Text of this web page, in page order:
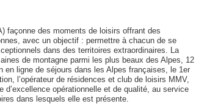
façonne des moments de loisirs offrant des
avec un objectif : permettre à chacun de se
dans des territoires extraordinaires. La
de montagne parmi les plus beaux des Alpes, 12
ligne de séjours dans les Alpes françaises, le 1er
l’opérateur de résidences et club de loisirs MMV,
opérationnelle et de qualité, au service
dans lesquels elle est présente.